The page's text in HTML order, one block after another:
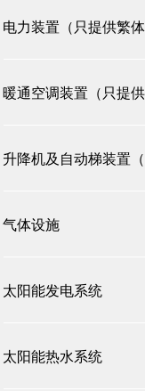
电力装置（只提供繁体
暖通空调装置（只提供
升降机及自动梯装置
气体设施
太阳能发电系统
太阳能热水系统